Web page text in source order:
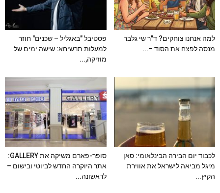
למה אנחנו צוחקים? ד"ר שי גלבר
מנסה לפצח את הסוד –...
פסטיבל "באגליל – שכנים" חוזר
למעלות תרשיחא: שישה ימים של
מוזיקה,...
לכבוד יום הבירה הבינלאומי: סאן
מיגל מביאה לישראל את אווירת
הקיץ...
סופר-פארם משיקה את GALLERY:
אתר היוקרה החדש לביוטי ובישום –
לראשונה...